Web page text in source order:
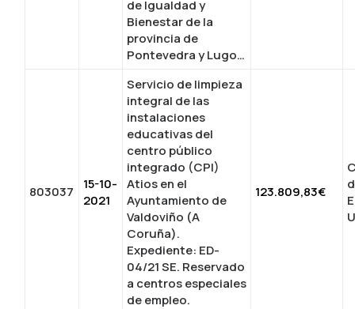
de Igualdad y
Bienestar de la
provincia de
Pontevedra y Lugo…
803037
15-10-
2021
Servicio de limpieza
integral de las
instalaciones
educativas del
centro público
integrado (CPI)
Atios en el
Ayuntamiento de
Valdoviño (A
Coruña).
Expediente: ED-
04/21 SE. Reservado
a centros especiales
de empleo.
123.809,83€